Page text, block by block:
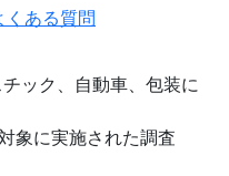
くある質問
ック、自動車、包装に
象に実施された調査